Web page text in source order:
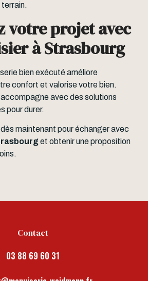
votre projet avec
à Strasbourg
bien exécuté améliore
confort et valorise votre bien.
avec des solutions
pour durer.
dès maintenant pour échanger avec
et obtenir une proposition
Contact
03 88 69 60 31